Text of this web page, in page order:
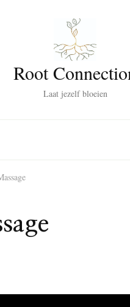
Root
Laat jezelf bloeien